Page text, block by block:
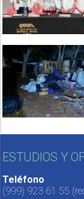
ESTUDIOS Y
Teléfono
(999) 923 61 55